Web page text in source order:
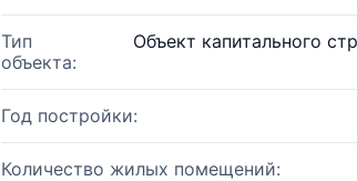
Тип
объекта:
Объект капитального
Год постройки:
Количество жилых помещений: